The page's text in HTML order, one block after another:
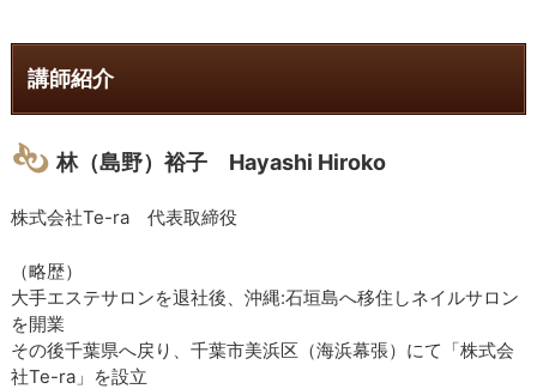
講師紹介
林（島野）裕子 Hayashi Hiroko
株式会社Te-ra 代表取締役
（略歴）
大手エステサロンを退社後、沖縄:石垣島へ移住しネイルサロン
を開業
その後千葉県へ戻り、千葉市美浜区（海浜幕張）にて「株式会
社Te-ra」を設立